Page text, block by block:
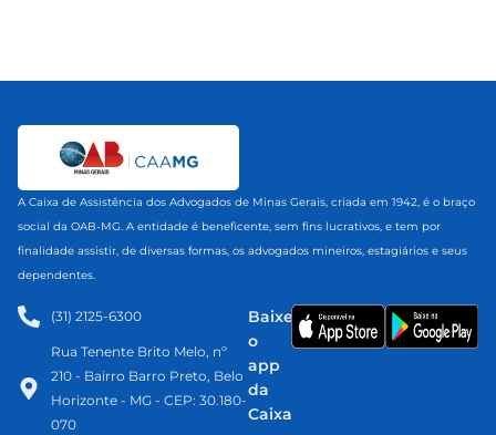
A Caixa de Assistência dos Advogados de Minas Gerais, criada em 1942, é o braço
social da OAB-MG. A entidade é beneficente, sem fins lucrativos, e tem por
finalidade assistir, de diversas formas, os advogados mineiros, estagiários e seus
dependentes.
(31) 2125-6300​
Rua Tenente Brito Melo, nº
210 - Bairro Barro Preto, Belo
Horizonte - MG - CEP: 30.180-
070
Baixe
o
app
da
Caixa